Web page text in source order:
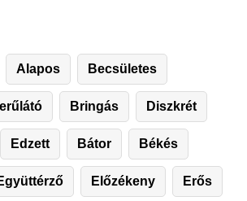
Alapos Becsületes
Bringás Diszkrét
Edzett Bátor Békés
Előzékeny Erős